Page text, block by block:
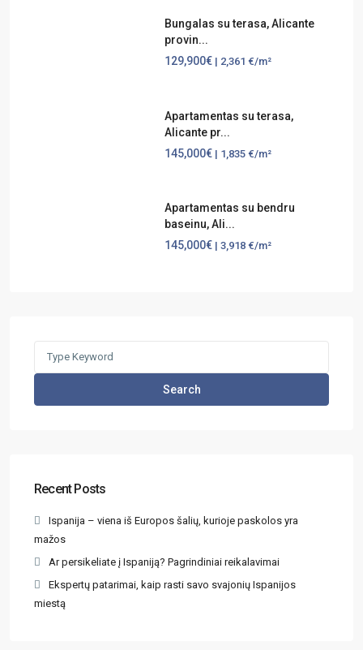
Bungalas su terasa, Alicante
provin...
129,900€ | 2,361 €/m²
Apartamentas su terasa,
Alicante pr...
145,000€ | 1,835 €/m²
Apartamentas su bendru
baseinu, Ali...
145,000€ | 3,918 €/m²
Search
Recent Posts
Ispanija – viena iš Europos šalių, kurioje paskolos yra
mažos
Ar persikeliate į Ispaniją? Pagrindiniai reikalavimai
Ekspertų patarimai, kaip rasti savo svajonių Ispanijos
miestą